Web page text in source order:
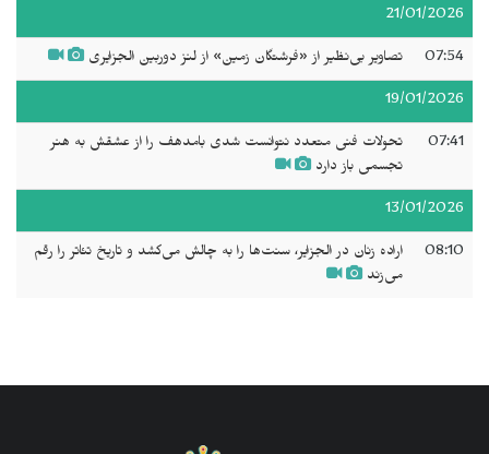
21/01/2026
07:54 تصاویر بی‌نظیر از «فرشتگان زمین» از لنز دوربین الجزایری
19/01/2026
07:41
تحولات فنی متعدد نتوانست شدى بامدهف را از عشقش به هنر
تجسمی باز دارد
13/01/2026
08:10
اراده زنان در الجزایر، سنت‌ها را به چالش می‌کشد و تاریخ تئاتر را رقم
می‌زند